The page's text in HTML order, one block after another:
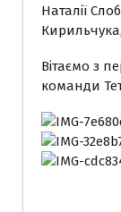
Наталії
Вітаємо з
команди